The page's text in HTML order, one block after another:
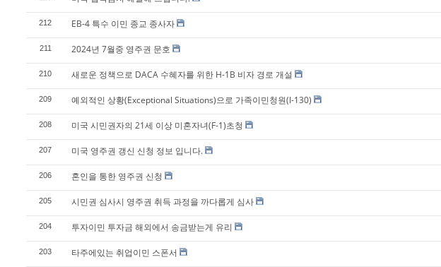
212 EB-4 특수 이민 종교 종사자
211 2024년 7월중 영주권 문호
210 새로운 정책으로 DACA 수혜자를 위한 H-1B 비자 경로 개설
209 예외적인 상황(Exceptional Situations)으로 가족이민청원(I-130)
208 미국 시민권자의 21세 이상 미혼자녀(F-1)초청
207 미국 영주권 갱신 신청 정보 입니다.
206 혼인을 통한 영주권 신청
205 시민권 심사시 영주권 취득 과정을 까다롭게 심사
204 투자이민 투자금 해외에서 송금받는게 유리
203 타주에있는 취업이민 스폰서